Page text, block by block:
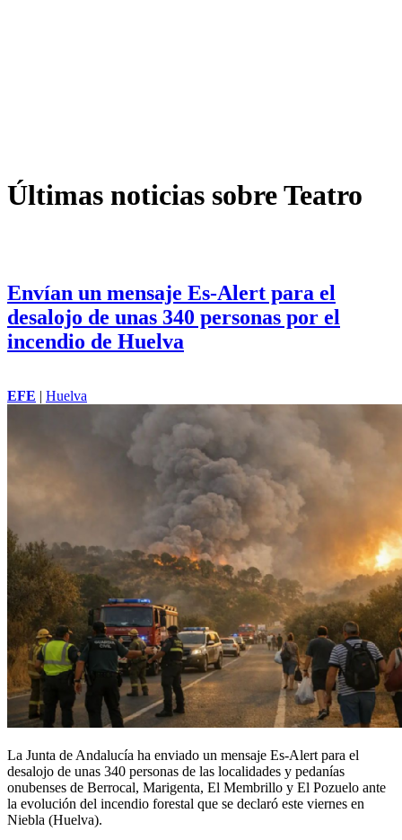
Últimas noticias sobre Teatro
Envían un mensaje Es-Alert para el
desalojo de unas 340 personas por el
incendio de Huelva
EFE | Huelva
La Junta de Andalucía ha enviado un mensaje Es-Alert para el
desalojo de unas 340 personas de las localidades y pedanías
onubenses de Berrocal, Marigenta, El Membrillo y El Pozuelo ante
la evolución del incendio forestal que se declaró este viernes en
Niebla (Huelva).